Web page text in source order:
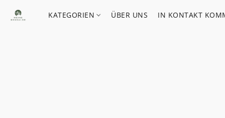
KATEGORIEN ÜBER UNS IN KONTAKT